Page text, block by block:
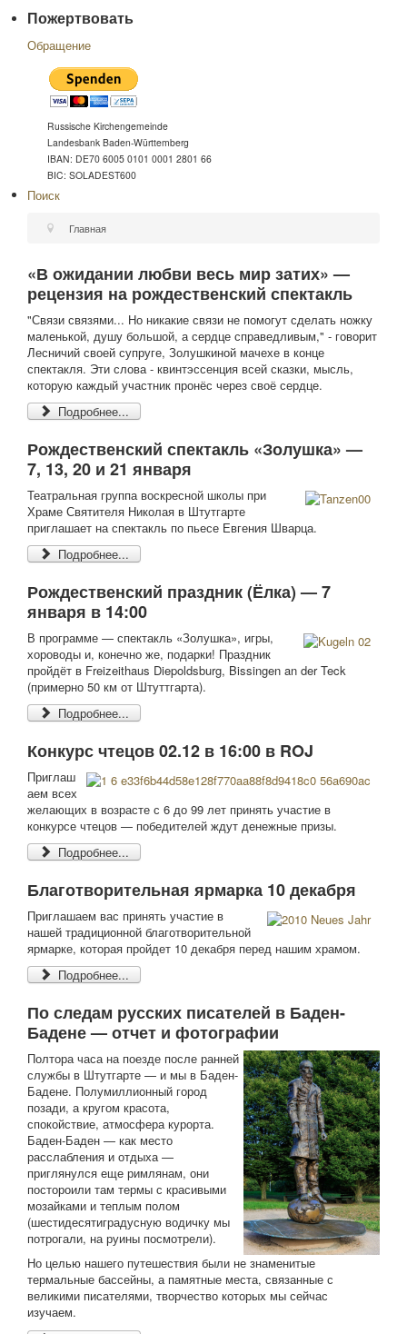
Пожертвовать
Обращение
Russische Kirchengemeinde
Landesbank Baden-Württemberg
IBAN: DE70 6005 0101 0001 2801 66
BIC: SOLADEST600
Поиск
Главная
«В ожидании любви весь мир затих» —
рецензия на рождественский спектакль
"Связи связями... Но никакие связи не помогут сделать ножку
маленькой, душу большой, а сердце справедливым," - говорит
Лесничий своей супруге, Золушкиной мачехе в конце
спектакля. Эти слова - квинтэссенция всей сказки, мысль,
которую каждый участник пронёс через своё сердце.
Подробнее...
Рождественский спектакль «Золушка» —
7, 13, 20 и 21 января
Театральная группа воскресной школы при
Храме Святителя Николая в Штутгарте
приглашает на спектакль по пьесе Евгения Шварца.
Подробнее...
Рождественский праздник (Ёлка) — 7
января в 14:00
В программе — спектакль «Золушка», игры,
хороводы и, конечно же, подарки! Праздник
пройдёт в Freizeithaus Diepoldsburg, Bissingen an der Teck
(примерно 50 км от Штуттгарта).
Подробнее...
Конкурс чтецов 02.12 в 16:00 в ROJ
Приглаш
аем всех
желающих в возрасте с 6 до 99 лет принять участие в
конкурсе чтецов — победителей ждут денежные призы.
Подробнее...
Благотворительная ярмарка 10 декабря
Приглашаем вас принять участие в
нашей традиционной благотворительной
ярмарке, которая пройдет 10 декабря перед нашим храмом.
Подробнее...
По следам русских писателей в Баден-
Бадене — отчет и фотографии
Полтора часа на поезде после ранней
службы в Штутгарте — и мы в Баден-
Бадене. Полумиллионный город
позади, а кругом красота,
спокойствие, атмосфера курорта.
Баден-Баден — как место
расслабления и отдыха —
приглянулся еще римлянам, они
постороили там термы с красивыми
мозайками и теплым полом
(шестидесятиградусную водичку мы
потрогали, на руины посмотрели).
Но целью нашего путешествия были не знаменитые
термальные бассейны, а памятные места, связанные с
великими писателями, творчество которых мы сейчас
изучаем.